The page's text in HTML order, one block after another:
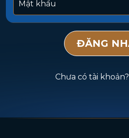
Chưa có tài khoản?